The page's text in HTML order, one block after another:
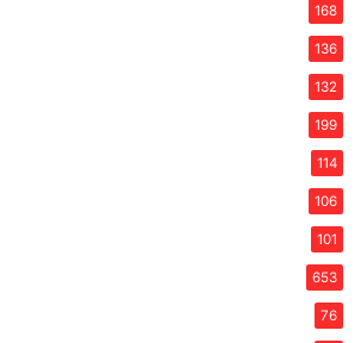
168
136
132
199
114
106
101
653
76